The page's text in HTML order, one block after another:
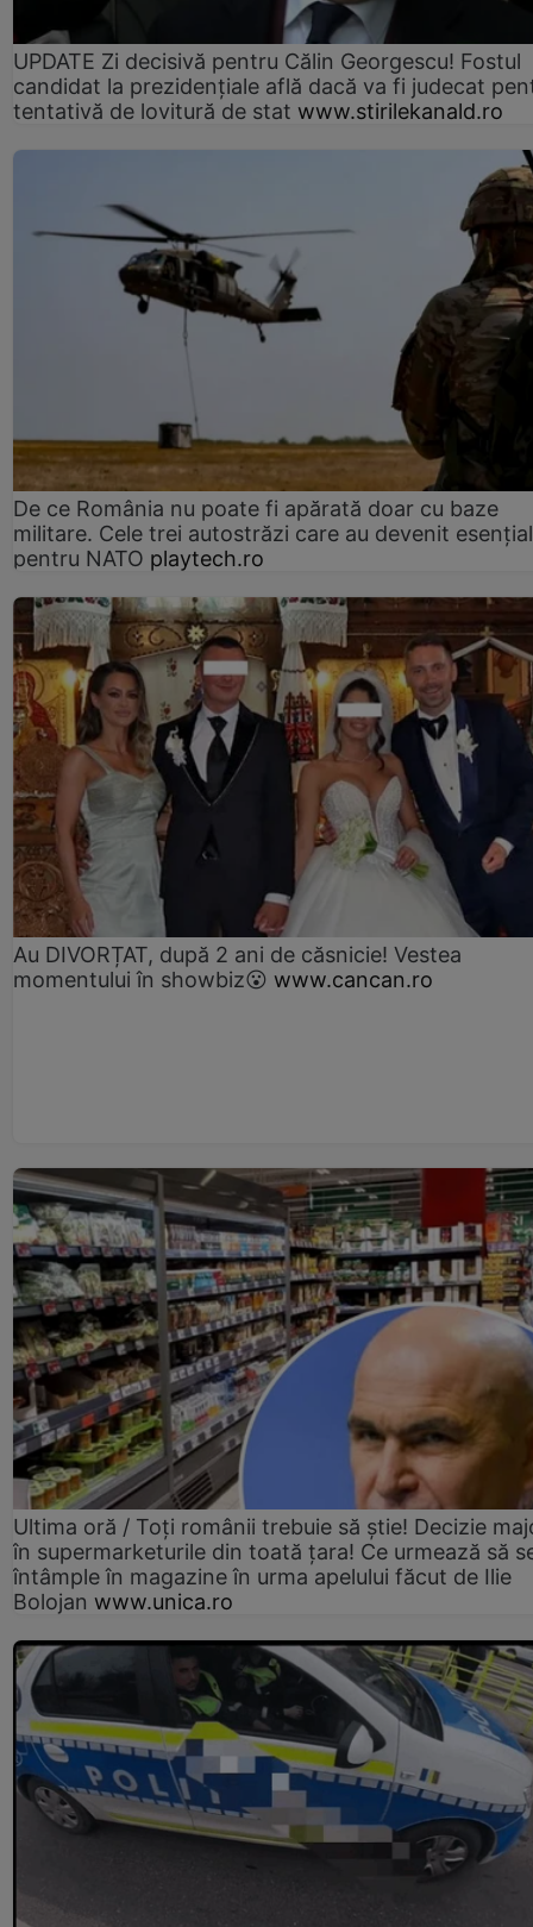
UPDATE Zi decisivă pentru Călin Georgescu! Fostul
candidat la prezidențiale află dacă va fi judecat
tentativă de lovitură de stat www.stirilekanald.ro
De ce România nu poate fi apărată doar cu baze
militare. Cele trei autostrăzi care au devenit
pentru NATO playtech.ro
Au DIVORȚAT, după 2 ani de căsnicie! Vestea
momentului în showbiz😮 www.cancan.ro
Ultima oră / Toți românii trebuie să știe! Decizie
în supermarketurile din toată țara! Ce urmează să
întâmple în magazine în urma apelului făcut de Ilie
Bolojan www.unica.ro